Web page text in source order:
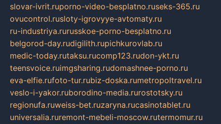
slovar-ivrit.ruporno-video-besplatno.ruseks-365.ru
ovucontrol.rusloty-igrovyye-avtomaty.ru
ru-industriya.rurusskoe-porno-besplatno.ru
belgorod-day.rudigilith.rupichkurovlab.ru
medic-today.rutaksu.rucomp123.rudon-ykt.ru
teensvoice.ruimgsharing.rudomashnee-porno.ru
eva-elfie.rufoto-tur.rubiz-doska.rumetropoltravel.ru
veslo-i-yakor.ruborodino-media.rurostotsky.ru
regionufa.ruweiss-bet.ruzaryna.rucasinotablet.ru
universalia.ruremont-mebeli-moscow.rutermomur.ru